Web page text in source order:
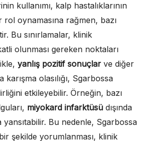
kullanımı, kalp hastalıklarının
rol oynamasına rağmen, bazı
Bu sınırlamalar, klinik
olunması gereken noktaları
yanlış pozitif sonuçlar ve diğer
olasılığı, Sgarbossa
etkileyebilir. Örneğin, bazı
miyokard infarktüsü dışında
yansıtabilir. Bu nedenle, Sgarbossa
şekilde yorumlanması, klinik